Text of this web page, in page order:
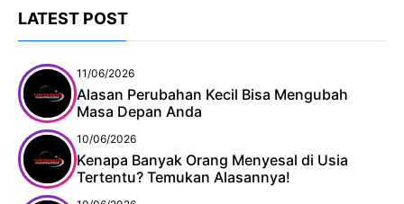
LATEST POST
11/06/2026
Alasan Perubahan Kecil Bisa Mengubah
Masa Depan Anda
10/06/2026
Kenapa Banyak Orang Menyesal di Usia
Tertentu? Temukan Alasannya!